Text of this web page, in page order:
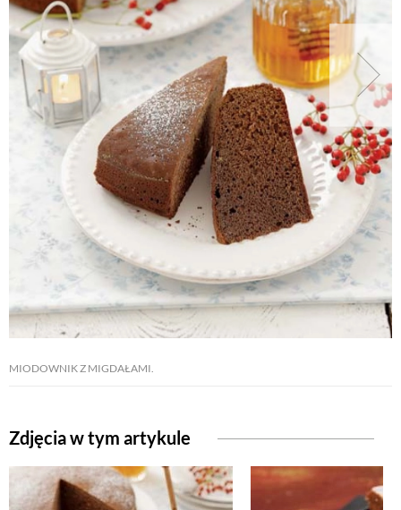
MIODOWNIK Z MIGDAŁAMI.
Zdjęcia w tym artykule